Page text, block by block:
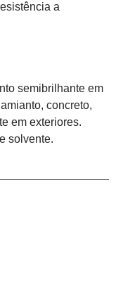
a
semibrilhante em
concreto,
em exteriores.
solvente.